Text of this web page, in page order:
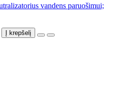
vandens paruošimui;
Į krepšelį